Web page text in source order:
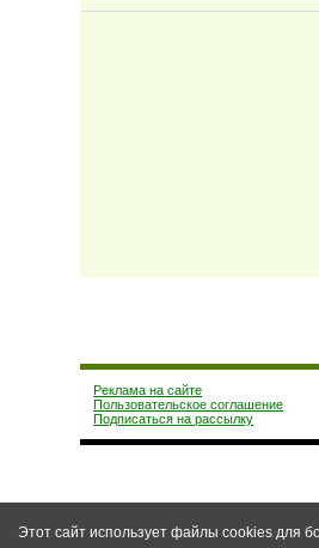
Реклама на сайте
Пользовательское соглашение
Подписаться на рассылку
Этот сайт использует файлы cookies для